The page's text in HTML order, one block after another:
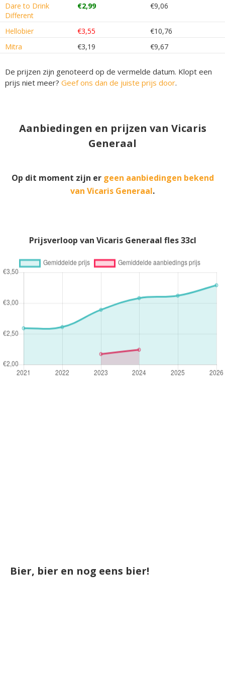
Dare to Drink
Different
€2,99 €9,06
Hellobier €3,55
€10,76
Mitra
€3,19 €9,67
De prijzen zijn genoteerd op de vermelde datum. Klopt een
prijs niet meer? Geef ons dan de juiste prijs door.
Aanbiedingen en prijzen van Vicaris
Generaal
Op dit moment zijn er geen aanbiedingen bekend
van Vicaris Generaal.
Prijsverloop van Vicaris Generaal fles 33cl
Bier, bier en nog eens bier!